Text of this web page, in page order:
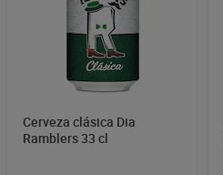
Cerveza clásica Dia
Ramblers 33 cl